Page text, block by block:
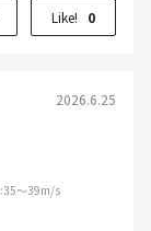
Like! 0
2026.6.25
:35～39m/s